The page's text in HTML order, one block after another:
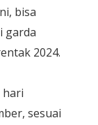
bisa
garda
2024.
hari
sesuai